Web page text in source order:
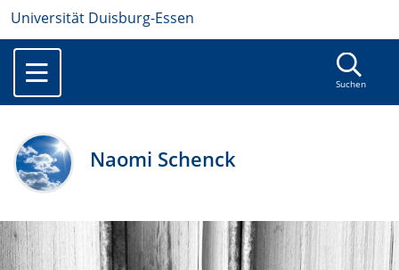
Universität Duisburg-Essen
Suchen
Naomi Schenck